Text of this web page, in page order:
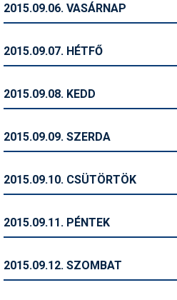
Magazinok
Munkavállalás
Pályázatok
Portálinfo
Síbérletárak
Síbörze
Sífelszerelés
2015.09.06. VASÁRNAP
2015.09.07. HÉTFŐ
2015.09.08. KEDD
2015.09.09. SZERDA
2015.09.10. CSÜTÖRTÖK
2015.09.11. PÉNTEK
2015.09.12. SZOMBAT